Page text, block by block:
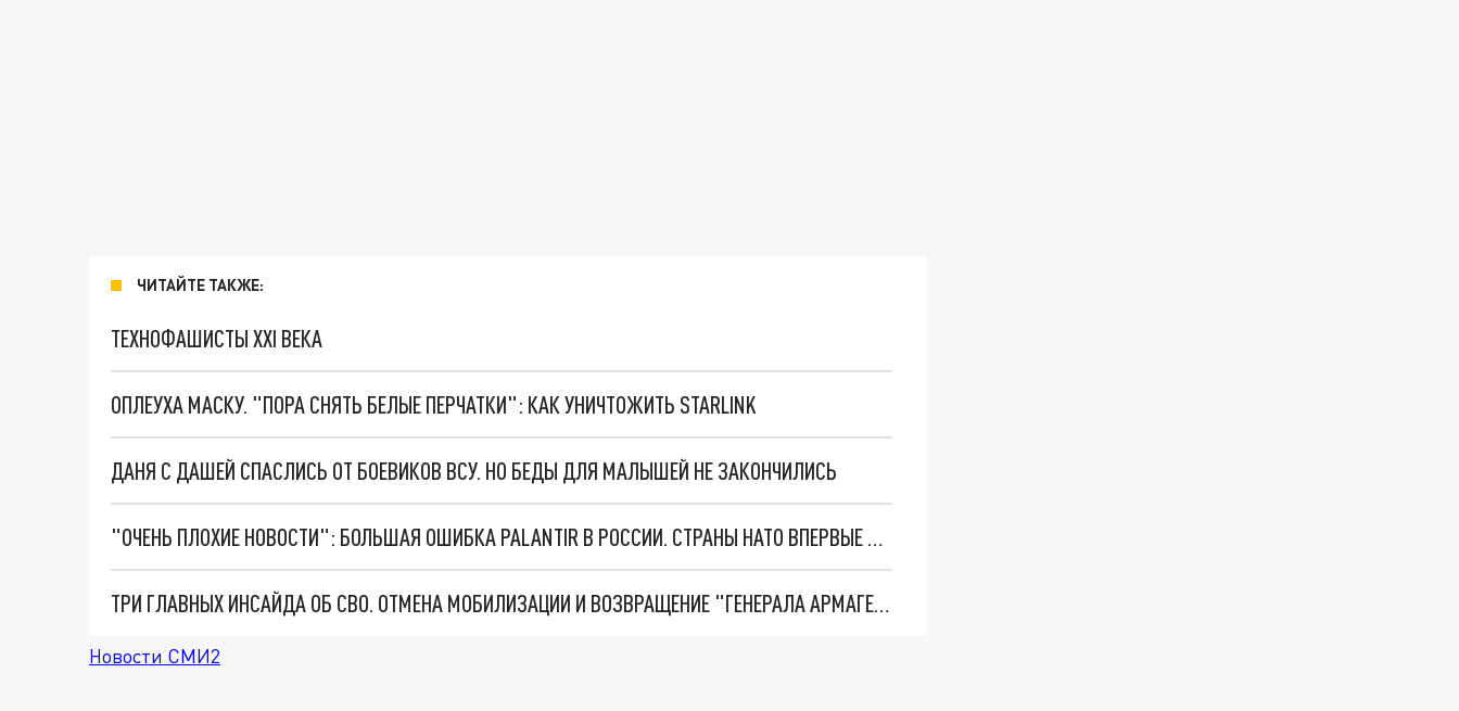
ЧИТАЙТЕ ТАКЖЕ:
ТЕХНОФАШИСТЫ XXI ВЕКА
ОПЛЕУХА МАСКУ. "ПОРА СНЯТЬ БЕЛЫЕ ПЕРЧАТКИ": КАК УНИЧТОЖИТЬ STARLINK
ДАНЯ С ДАШЕЙ СПАСЛИСЬ ОТ БОЕВИКОВ ВСУ. НО БЕДЫ ДЛЯ МАЛЫШЕЙ НЕ ЗАКОНЧИЛИСЬ
"ОЧЕНЬ ПЛОХИЕ НОВОСТИ": БОЛЬШАЯ ОШИБКА PALANTIR В РОССИИ. СТРАНЫ НАТО ВПЕРВЫЕ ЗА СВО ОСТАНОВИЛИ ПОСТАВКИ ОРУЖИЯ. ВСУ ТЕРЯЮТ ПРИГРАНИЧЬЕ?
ТРИ ГЛАВНЫХ ИНСАЙДА ОБ СВО. ОТМЕНА МОБИЛИЗАЦИИ И ВОЗВРАЩЕНИЕ "ГЕНЕРАЛА АРМАГЕДДОНА"? ОТЛИЧНЫЕ НОВОСТИ, КОТОРЫЕ ЖДАЛИ ВСЕ
Новости СМИ2